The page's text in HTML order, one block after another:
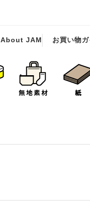
About JAM お買い物ガ